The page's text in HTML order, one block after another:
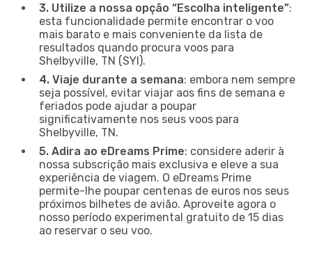
3. Utilize a nossa opção “Escolha inteligente”:
esta funcionalidade permite encontrar o voo
mais barato e mais conveniente da lista de
resultados quando procura voos para
Shelbyville, TN (SYI).
4. Viaje durante a semana: embora nem sempre
seja possível, evitar viajar aos fins de semana e
feriados pode ajudar a poupar
significativamente nos seus voos para
Shelbyville, TN.
5. Adira ao eDreams Prime: considere aderir à
nossa subscrição mais exclusiva e eleve a sua
experiência de viagem. O eDreams Prime
permite-lhe poupar centenas de euros nos seus
próximos bilhetes de avião. Aproveite agora o
nosso período experimental gratuito de 15 dias
ao reservar o seu voo.